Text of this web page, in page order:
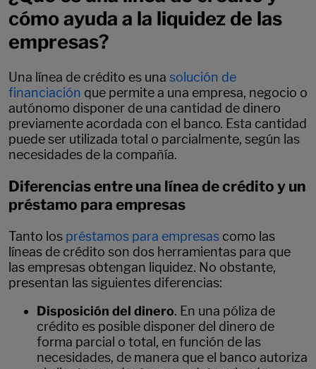
cómo ayuda a la liquidez de las
empresas?
Una línea de crédito es una solución de
financiación que permite a una empresa, negocio o
autónomo disponer de una cantidad de dinero
previamente acordada con el banco. Esta cantidad
puede ser utilizada total o parcialmente, según las
necesidades de la compañía.
Diferencias entre una línea de crédito y un
préstamo para empresas
Tanto los préstamos para empresas como las
líneas de crédito son dos herramientas para que
las empresas obtengan liquidez. No obstante,
presentan las siguientes diferencias:
Disposición del dinero. En una póliza de
crédito es posible disponer del dinero de
forma parcial o total, en función de las
necesidades, de manera que el banco autoriza